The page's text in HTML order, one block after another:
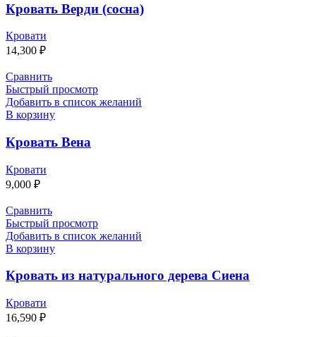
Кровать Верди (сосна)
Кровати
14,300 ₽
Сравнить
Быстрый просмотр
Добавить в список желаний
В корзину
Кровать Вена
Кровати
9,000 ₽
Сравнить
Быстрый просмотр
Добавить в список желаний
В корзину
Кровать из натурального дерева Сиена
Кровати
16,590 ₽